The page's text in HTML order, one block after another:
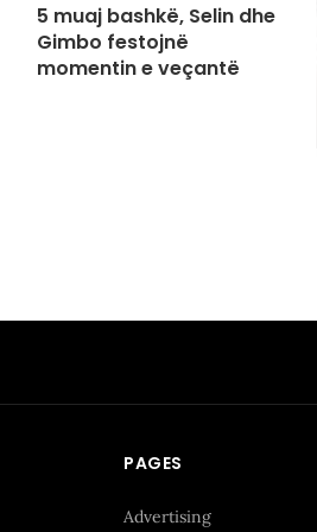
5 muaj bashkë, Selin dhe
Gimbo festojnë
momentin e veçantë
PAGES
Advertising